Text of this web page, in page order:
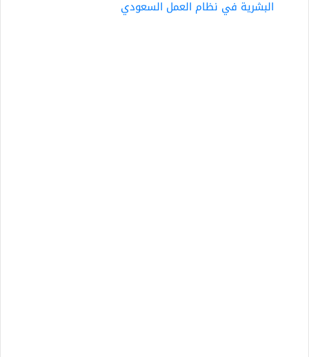
البشرية في نظام العمل السعودي